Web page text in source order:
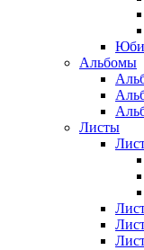
Альбомы
Листы